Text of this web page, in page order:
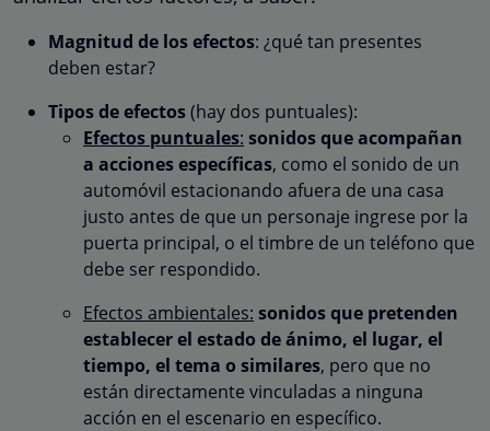
Magnitud de los efectos: ¿qué tan presentes
deben estar?
Tipos de efectos(hay dos puntuales):
Efectos puntuales: sonidos que acompañan
a acciones específicas, como el sonido de un
automóvil estacionando afuera de una casa
justo antes de que un personaje ingrese por la
puerta principal, o el timbre de un teléfono que
debe ser respondido.
Efectos ambientales: sonidos que pretenden
establecer el estado de ánimo, el lugar, el
tiempo, el tema o similares, pero que no
están directamente vinculadas a ninguna
acción en el escenario en específico.